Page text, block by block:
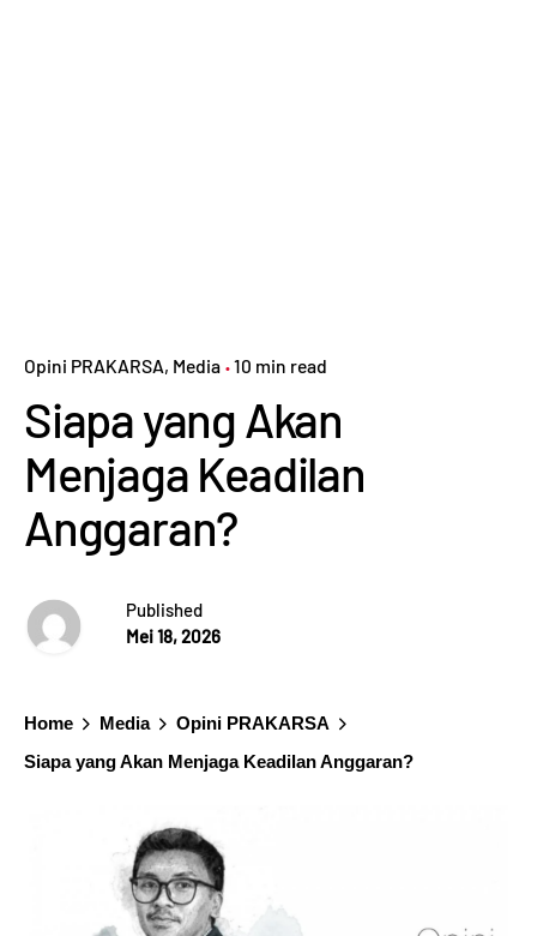
Opini PRAKARSA Media 10 min read
Siapa yang Akan
Menjaga Keadilan
Anggaran?
Published
Mei 18, 2026
Home Media
Opini PRAKARSA
Siapa yang Akan Menjaga Keadilan Anggaran?